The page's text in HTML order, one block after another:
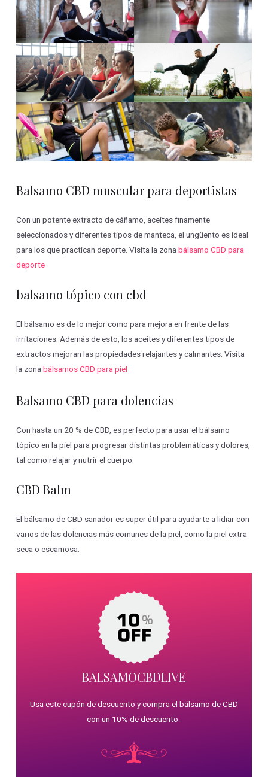
Balsamo CBD muscular para deportistas
Con un potente extracto de cáñamo, aceites finamente
seleccionados y diferentes tipos de manteca, el ungüento es ideal
para los que practican deporte. Visita la zonabálsamo CBD para
deporte
balsamo tópico con cbd
El bálsamo es de lo mejor como para mejora en frente de las
irritaciones. Además de esto, los aceites y diferentes tipos de
extractos mejoran las propiedades relajantes y calmantes. Visita
la zonabálsamos CBD para piel
Balsamo CBD para dolencias
Con hasta un 20 % de CBD, es perfecto para usar el bálsamo
tópico en la piel para progresar distintas problemáticas y dolores,
tal como relajar y nutrir el cuerpo.
CBD Balm
El bálsamo de CBD sanador es super útil para ayudarte a lidiar con
varios de las dolencias más comunes de la piel, como la piel extra
seca o escamosa.
BALSAMOCBDLIVE
Usa este cupón de descuento y compra el bálsamo de CBD
con un 10% de descuento .